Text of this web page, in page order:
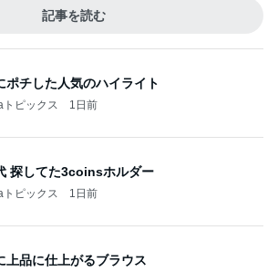
記事を読む
ポチした人気のハイライト
ピックス 1日前
探してた3coinsホルダー
ピックス 1日前
上品に仕上がるブラウス